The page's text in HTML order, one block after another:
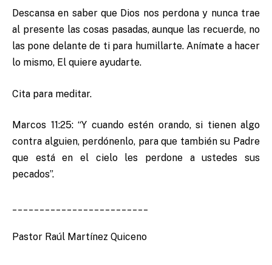
Descansa en saber que Dios nos perdona y nunca trae
al presente las cosas pasadas, aunque las recuerde, no
las pone delante de ti para humillarte. Anímate a hacer
lo mismo, El quiere ayudarte.
Cita para meditar.
Marcos 11:25: “Y cuando estén orando, si tienen algo
contra alguien, perdónenlo, para que también su Padre
que está en el cielo les perdone a ustedes sus
pecados”.
Pastor Raúl Martínez Quiceno